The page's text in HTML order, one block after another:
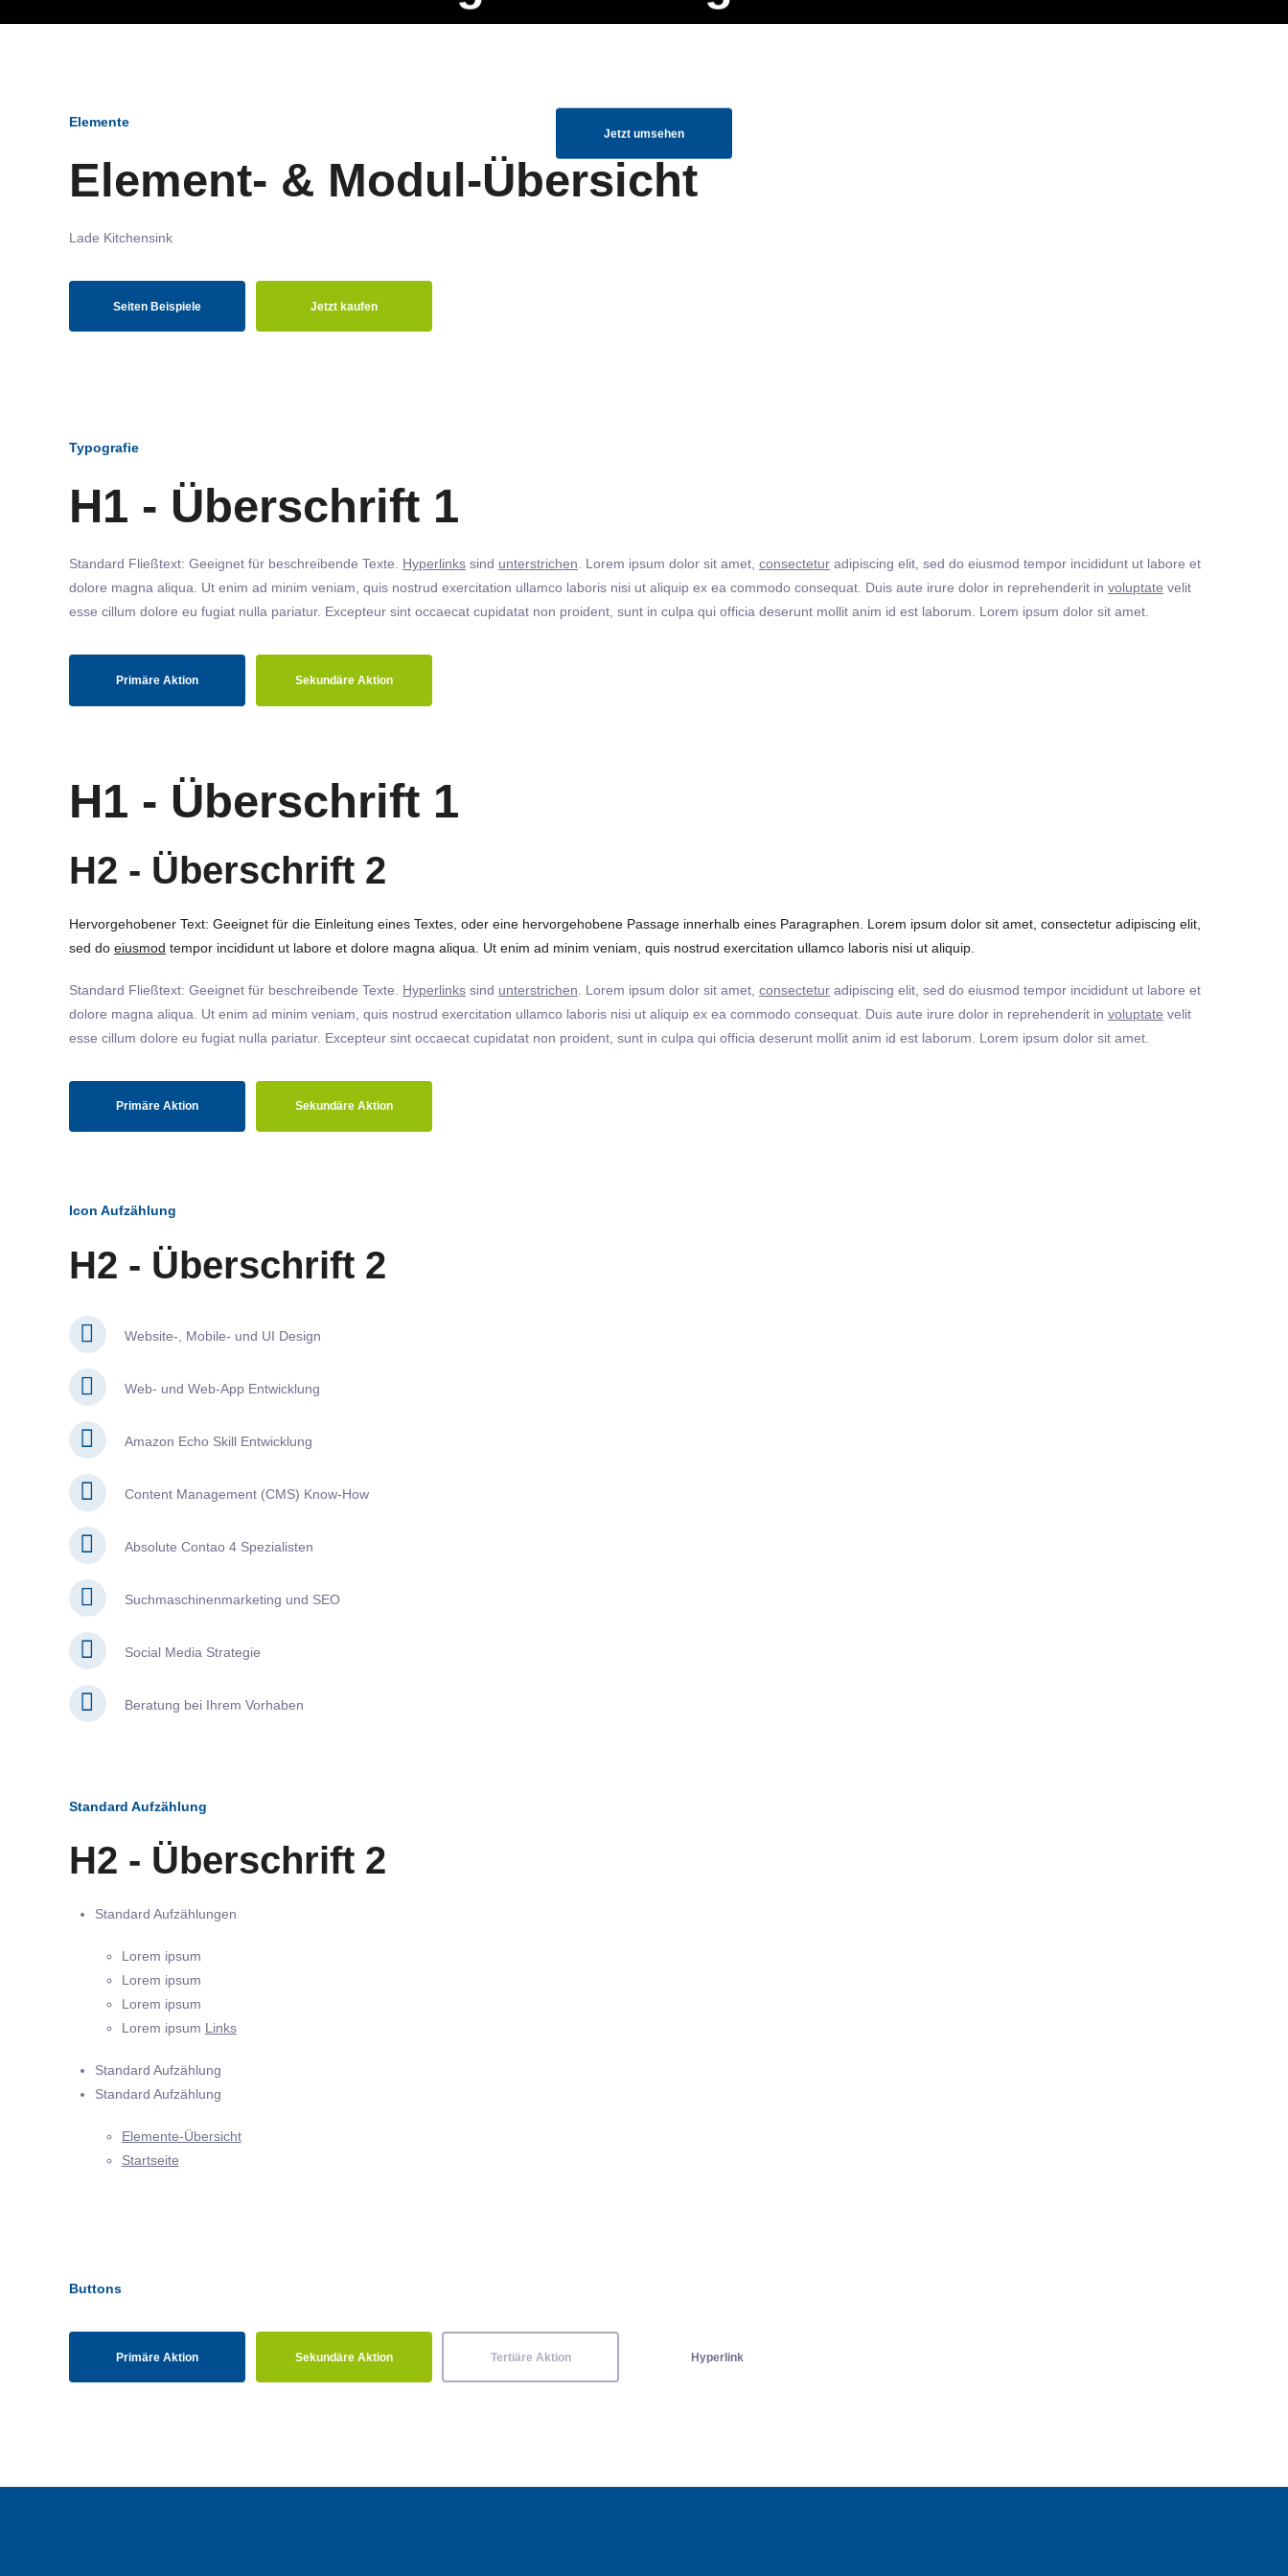
Jetzt umsehen
Elemente
Element- & Modul-Übersicht
Lade Kitchensink
Seiten Beispiele Jetzt kaufen
Typografie
H1 - Überschrift 1
Standard Fließtext: Geeignet für beschreibende Texte. Hyperlinks sind unterstrichen. Lorem ipsum dolor sit amet, consectetur adipiscing elit, sed do eiusmod tempor incididunt ut labore et
dolore magna aliqua. Ut enim ad minim veniam, quis nostrud exercitation ullamco laboris nisi ut aliquip ex ea commodo consequat. Duis aute irure dolor in reprehenderit in voluptate velit
esse cillum dolore eu fugiat nulla pariatur. Excepteur sint occaecat cupidatat non proident, sunt in culpa qui officia deserunt mollit anim id est laborum. Lorem ipsum dolor sit amet.
Primäre Aktion Sekundäre Aktion
H1 - Überschrift 1
H2 - Überschrift 2
Hervorgehobener Text: Geeignet für die Einleitung eines Textes, oder eine hervorgehobene Passage innerhalb eines Paragraphen. Lorem ipsum dolor sit amet, consectetur adipiscing elit,
sed do eiusmod tempor incididunt ut labore et dolore magna aliqua. Ut enim ad minim veniam, quis nostrud exercitation ullamco laboris nisi ut aliquip.
Standard Fließtext: Geeignet für beschreibende Texte. Hyperlinks sind unterstrichen . Lorem ipsum dolor sit amet, consectetur adipiscing elit, sed do eiusmod tempor incididunt ut labore et
dolore magna aliqua. Ut enim ad minim veniam, quis nostrud exercitation ullamco laboris nisi ut aliquip ex ea commodo consequat. Duis aute irure dolor in reprehenderit in voluptate velit
esse cillum dolore eu fugiat nulla pariatur. Excepteur sint occaecat cupidatat non proident, sunt in culpa qui officia deserunt mollit anim id est laborum. Lorem ipsum dolor sit amet.
Primäre Aktion Sekundäre Aktion
Icon Aufzählung
H2 - Überschrift 2
Website-, Mobile- und UI Design
Web- und Web-App Entwicklung
Amazon Echo Skill Entwicklung
Content Management (CMS) Know-How
Absolute Contao 4 Spezialisten
Suchmaschinenmarketing und SEO
Social Media Strategie
Beratung bei Ihrem Vorhaben
Standard Aufzählung
H2 - Überschrift 2
Standard Aufzählungen
Lorem ipsum
Lorem ipsum
Lorem ipsum
Lorem ipsum Links
Standard Aufzählung
Standard Aufzählung
Elemente-Übersicht
Startseite
Buttons
Primäre Aktion Sekundäre Aktion Tertiäre Aktion Hyperlink